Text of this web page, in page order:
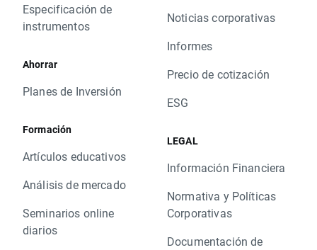
Especificación de
instrumentos
Ahorrar
Planes de Inversión
Formación
Artículos educativos
Análisis de mercado
Seminarios online
diarios
Noticias corporativas
Informes
Precio de cotización
ESG
LEGAL
Información Financiera
Normativa y Políticas
Corporativas
Documentación de